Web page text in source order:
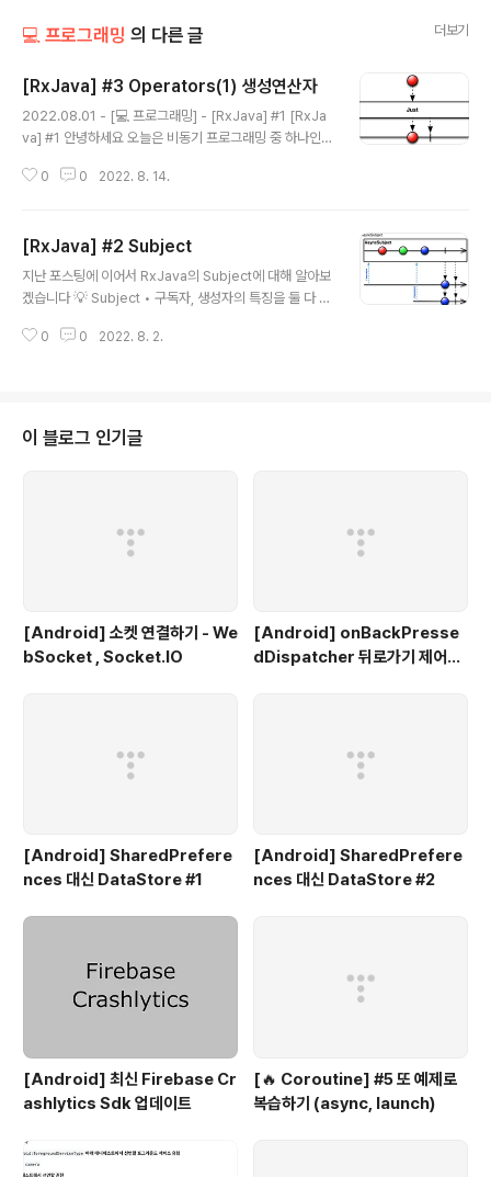
💻 프로그래밍 의 다른 글 더보기
[RxJava] #3 Operators(1) 생성연산자
2022.08.01 - [💻 프로그래밍] - [RxJava] #1 [RxJa
va] #1 안녕하세요 오늘은 비동기 프로그래밍 중 하나인 R
기에, 더 많은 기능을 알고자 정리해보겠습니당 우선, 명령
실습해야 RxJava를 편하게 쓸 수 있을 거 같아 포스팅을
쓰고자 합니다 🧐 생성 연산자 Observable 생성 시 자주
쓰이는 연산자들에 대해 알아보겠습니다 Just • 인자 그대
타입은 같아야 함 (최대 10개) • onNext, onComplete,
0 0 2022. 8. 14.
[RxJava] #2 Subject
지난 포스팅에 이어서 RxJava의 Subject에 대해 알아보
겠습니다 💡 Subject • 구독자, 생성자의 특징을 둘 다 가
방출할 수 있다) • Cold Observable을 Hot Observa
ncSubject • 해당 Observable이 완료된 후 마지막 데
이터만 발행합니다 • 에러가 발생한다면 어떠한 데이터도
0 0 2022. 8. 2.
이 블로그 인기글
[Android] 소켓 연결하기 - We
bSocket , Socket.IO
[Android] onBackPresse
dDispatcher 뒤로가기 제어하
[Android] SharedPrefere
nces 대신 DataStore #1
[Android] SharedPrefere
nces 대신 DataStore #2
[Android] 최신 Firebase Cr
ashlytics Sdk 업데이트
[🔥 Coroutine] #5 또 예제로
복습하기 (async, launch)